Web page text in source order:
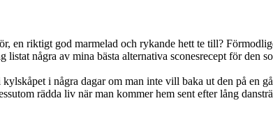
en riktigt god marmelad och rykande hett te till?
några av mina bästa alternativa sconesrecept för den
i några dagar om man inte vill baka ut den på en
rädda liv när man kommer hem sent efter lång